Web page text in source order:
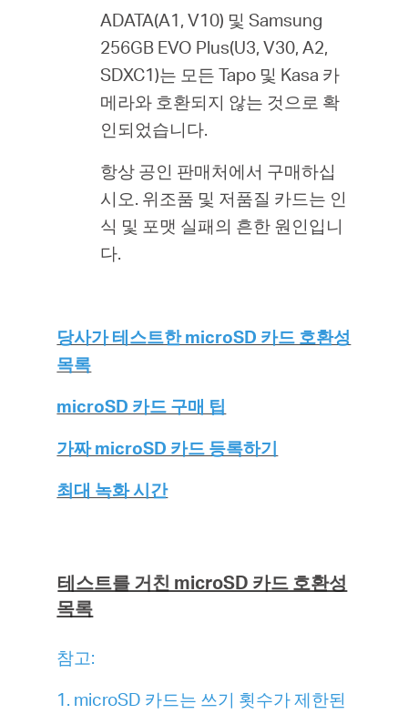
ADATA(A1, V10) 및 Samsung
256GB EVO Plus(U3, V30, A2,
SDXC1)는 모든 Tapo 및 Kasa 카
메라와 호환되지 않는 것으로 확
인되었습니다.
항상 공인 판매처에서 구매하십
시오. 위조품 및 저품질 카드는 인
식 및 포맷 실패의 흔한 원인입니
다.
당사가 테스트한 microSD 카드 호환성
목록
microSD 카드 구매 팁
가짜 microSD 카드 등록하기
최대 녹화 시간
테스트를 거친 microSD 카드 호환성
목록
참고:
1. microSD 카드는 쓰기 횟수가 제한된